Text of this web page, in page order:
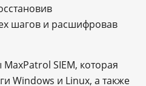
шагов и расшифровав
SIEM, которая
Windows и Linux, а также